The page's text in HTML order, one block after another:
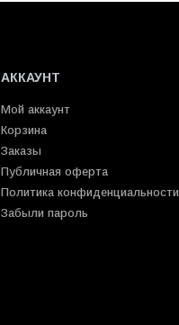
АККАУНТ
Мой аккаунт
Корзина
Заказы
Публичная оферта
Политика конфиденциальности
Забыли пароль